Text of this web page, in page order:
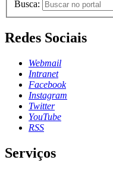
Busca:
Redes Sociais
Webmail
Intranet
Facebook
Instagram
Twitter
YouTube
RSS
Serviços